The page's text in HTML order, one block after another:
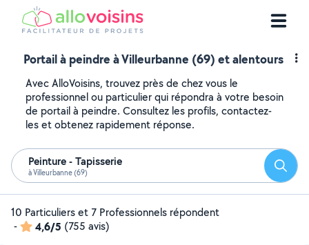
Portail à peindre à Villeurbanne (69) et alentours
Avec AlloVoisins, trouvez près de chez vous le
professionnel ou particulier qui répondra à votre besoin
de portail à peindre. Consultez les profils, contactez-
les et obtenez rapidement réponse.
Peinture - Tapisserie
à Villeurbanne (69)
10 Particuliers et 7 Professionnels répondent
-
4,6/5 (755 avis)